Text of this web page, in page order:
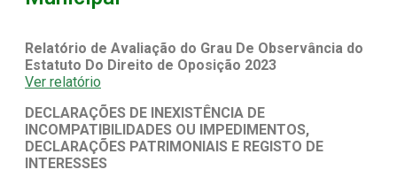
Relatório de Avaliação do Grau De Observância do
Estatuto Do Direito de Oposição 2023
Ver relatório
DECLARAÇÕES DE INEXISTÊNCIA DE
INCOMPATIBILIDADES OU IMPEDIMENTOS,
DECLARAÇÕES PATRIMONIAIS E REGISTO DE
INTERESSES